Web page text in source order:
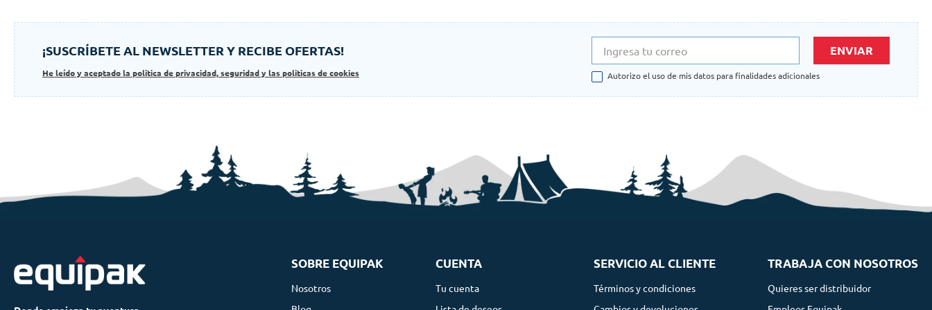
¡SUSCRÍBETE AL NEWSLETTER Y RECIBE OFERTAS!
He leído y aceptado la politica de privacidad, seguridad y las politicas de cookies
ENVIAR
Autorizo el uso de mis datos para finalidades adicionales
SOBRE EQUIPAK
Nosotros
CUENTA
Tu cuenta
SERVICIO AL CLIENTE
Términos y condiciones
TRABAJA CON NOSOTROS
Quieres ser distribuidor